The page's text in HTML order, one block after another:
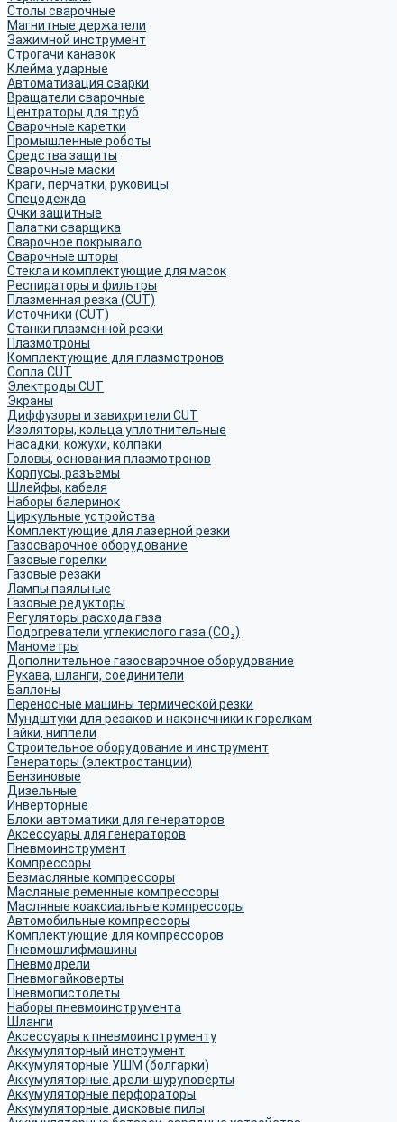
Столы сварочные
Магнитные держатели
Зажимной инструмент
Строгачи канавок
Клейма ударные
Автоматизация сварки
Вращатели сварочные
Центраторы для труб
Сварочные каретки
Промышленные роботы
Средства защиты
Сварочные маски
Краги, перчатки, руковицы
Спецодежда
Очки защитные
Палатки сварщика
Сварочное покрывало
Сварочные шторы
Стекла и комплектующие для масок
Респираторы и фильтры
Плазменная резка (CUT)
Источники (CUT)
Станки плазменной резки
Плазмотроны
Комплектующие для плазмотронов
Сопла CUT
Электроды CUT
Экраны
Диффузоры и завихрители CUT
Изоляторы, кольца уплотнительные
Насадки, кожухи, колпаки
Головы, основания плазмотронов
Корпусы, разъёмы
Шлейфы, кабеля
Наборы балеринок
Циркульные устройства
Комплектующие для лазерной резки
Газосварочное оборудование
Газовые горелки
Газовые резаки
Лампы паяльные
Газовые редукторы
Регуляторы расхода газа
Подогреватели углекислого газа (CO₂)
Манометры
Дополнительное газосварочное оборудование
Рукава, шланги, соединители
Баллоны
Переносные машины термической резки
Мундштуки для резаков и наконечники к горелкам
Гайки, ниппели
Строительное оборудование и инструмент
Генераторы (электростанции)
Бензиновые
Дизельные
Инверторные
Блоки автоматики для генераторов
Аксессуары для генераторов
Пневмоинструмент
Компрессоры
Безмасляные компрессоры
Масляные ременные компрессоры
Масляные коаксиальные компрессоры
Автомобильные компрессоры
Комплектующие для компрессоров
Пневмошлифмашины
Пневмодрели
Пневмогайковерты
Пневмопистолеты
Наборы пневмоинструмента
Шланги
Аксессуары к пневмоинструменту
Аккумуляторный инструмент
Аккумуляторные УШМ (болгарки)
Аккумуляторные дрели-шуруповерты
Аккумуляторные перфораторы
Аккумуляторные дисковые пилы